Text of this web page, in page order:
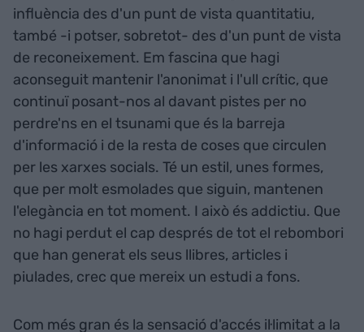
influència des d'un punt de vista quantitatiu,
també -i potser, sobretot- des d'un punt de vista
de reconeixement. Em fascina que hagi
aconseguit mantenir l'anonimat i l'ull crític, que
continuï posant-nos al davant pistes per no
perdre'ns en el tsunami que és la barreja
d'informació i de la resta de coses que circulen
per les xarxes socials. Té un estil, unes formes,
que per molt esmolades que siguin, mantenen
l'elegància en tot moment. I això és addictiu. Que
no hagi perdut el cap després de tot el rebombori
que han generat els seus llibres, articles i
piulades, crec que mereix un estudi a fons.
Com més gran és la sensació d'accés il·limitat a la